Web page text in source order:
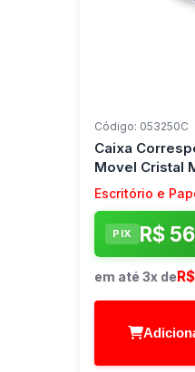
Código: 053250C
Caixa
Movel Cristal
Escritório e
PIX R$
em até 3x de